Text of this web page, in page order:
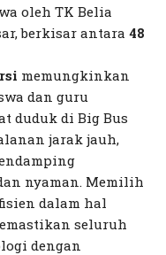
oleh TK Belia
berkisar antara48
memungkinkan
dan guru
duduk di Big Bus
jarak jauh,
nyaman. Memilih
dalam hal
seluruh
dengan